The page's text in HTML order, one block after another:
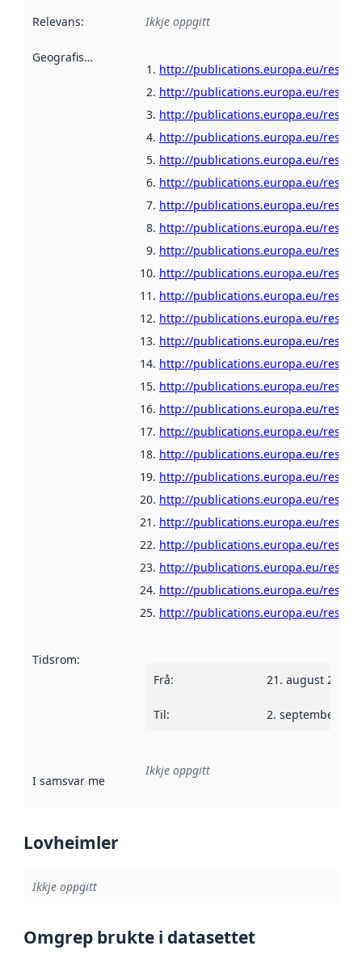
Relevans: Ikkje oppgitt
Geografisk område
http://publications.europa.eu/
http://publications.europa.eu/
http://publications.europa.eu/
http://publications.europa.eu/
http://publications.europa.eu/
http://publications.europa.eu/
http://publications.europa.eu/
http://publications.europa.eu/
http://publications.europa.eu/
http://publications.europa.eu/
http://publications.europa.eu/
http://publications.europa.eu/
http://publications.europa.eu/
http://publications.europa.eu/
http://publications.europa.eu/
http://publications.europa.eu/
http://publications.europa.eu/
http://publications.europa.eu/
http://publications.europa.eu/
http://publications.europa.eu/
http://publications.europa.eu/
http://publications.europa.eu/
http://publications.europa.eu/
http://publications.europa.eu/
http://publications.europa.eu/
Tidsrom:
Frå: 21. august 2006
Til: 2. september
I samsvar med Referanse til ei implementeringsregel eller
Ikkje oppgitt
Lovheimler
Ikkje oppgitt
Omgrep brukte i datasettet